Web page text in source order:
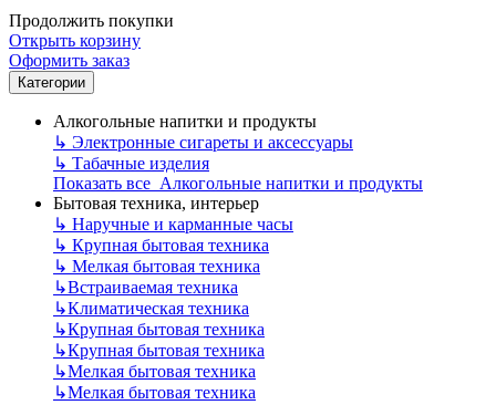
Продолжить покупки
Открыть корзину
Оформить заказ
Категории
Алкогольные напитки и продукты
↳ Электронные сигареты и аксессуары
↳ Табачные изделия
Показать все Алкогольные напитки и продукты
Бытовая техника, интерьер
↳ Наручные и карманные часы
↳ Крупная бытовая техника
↳ Мелкая бытовая техника
↳Встраиваемая техника
↳Климатическая техника
↳Крупная бытовая техника
↳Крупная бытовая техника
↳Мелкая бытовая техника
↳Мелкая бытовая техника